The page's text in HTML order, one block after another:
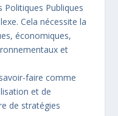
Publiques
Cela nécessite la
économiques,
et
faire comme
et de
de stratégies